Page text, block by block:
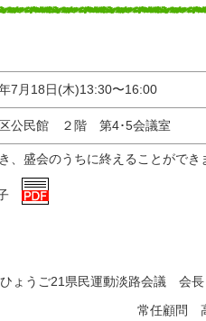
7月18日(木)13:30〜16:00
公民館 ２階 第4･5会議室
、盛会のうちに終えることができ
うご21県民運動淡路会議 会
見 隆(兵庫県